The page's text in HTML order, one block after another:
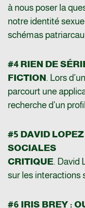
à nous poser la
notre identité
schémas
#4 RIEN DE
FICTION. Lors
parcourt une
recherche d’un
#5 DAVID
SOCIALES
CRITIQUE. David
sur les interactions
#6 IRIS BREY :